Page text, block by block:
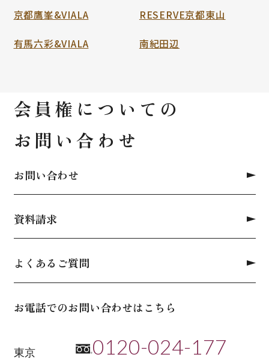
京都鷹峯&VIALA RESERVE京都東山
有馬六彩&VIALA 南紀田辺
会員権についての
お問い合わせ
お問い合わせ
資料請求
よくあるご質問
お電話でのお問い合わせはこちら
東京 0120-024-177